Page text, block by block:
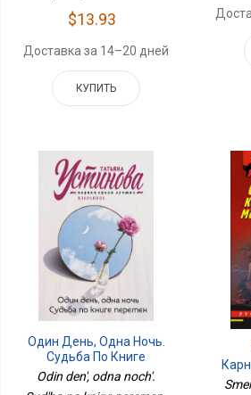
$13.93
Доставка за 14–20 дней
КУПИТЬ
Один День, Одна Ночь.
Судьба По Книге
Перемен
Odin den', odna noch'.